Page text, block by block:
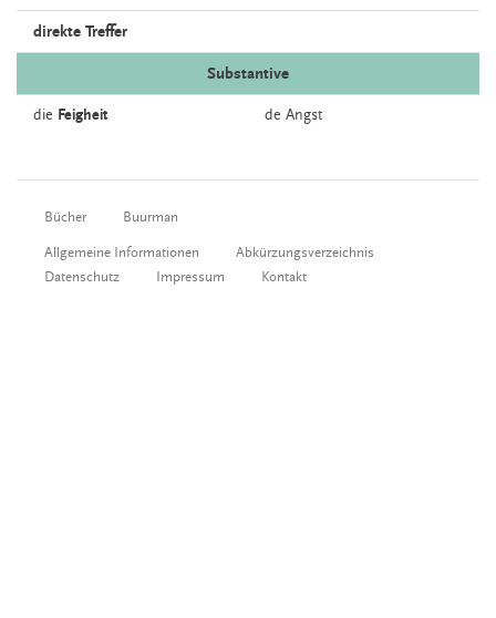
direkte Treffer
Substantive
die Feigheit de Angst
Bücher Buurman
Allgemeine Informationen
Abkürzungsverzeichnis
Datenschutz
Impressum Kontakt